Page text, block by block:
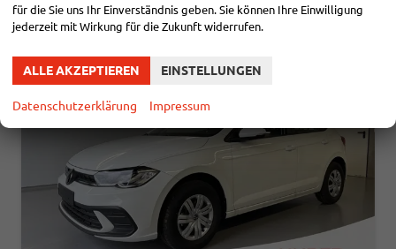
für die Sie uns Ihr Einverständnis geben. Sie können Ihre Einwilligung
jederzeit mit Wirkung für die Zukunft widerrufen.
ALLE AKZEPTIEREN EINSTELLUNGEN
Datenschutzerklärung Impressum